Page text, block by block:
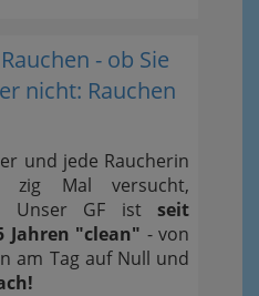
- ob Sie
nicht: Rauchen
und jede Raucherin
zig Mal versucht,
Unser GF ist seit
Jahren "clean" - von
am Tag auf Null und